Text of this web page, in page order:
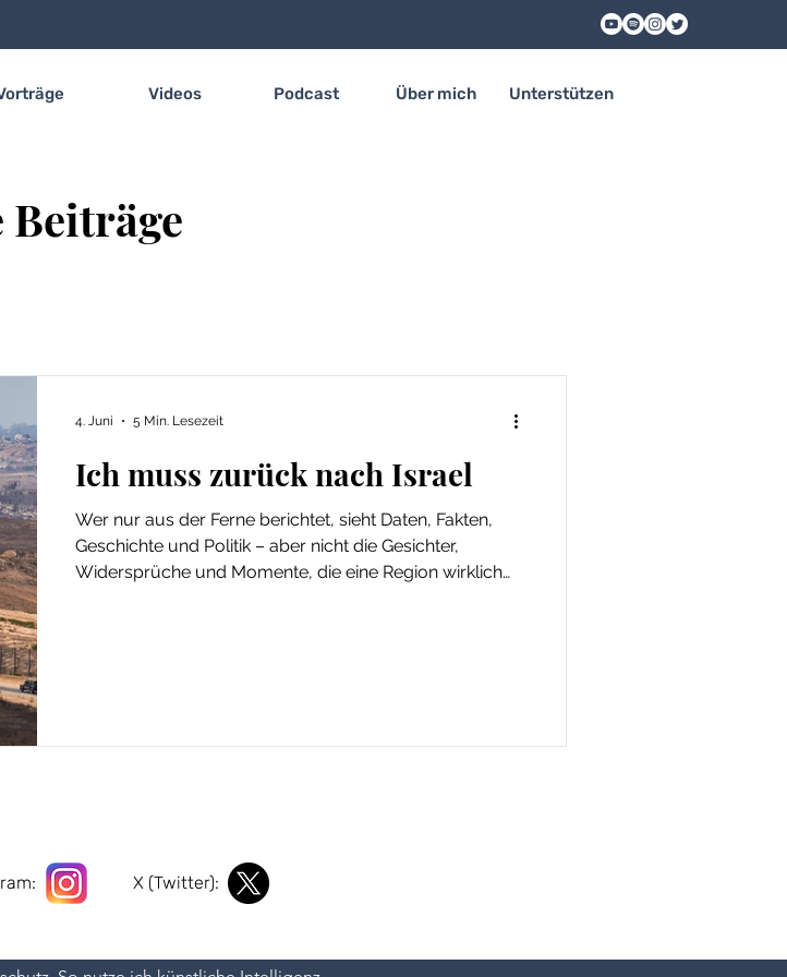
Videos Podcast Über mich Unterstützen
Beiträge
Ich muss zurück nach Israel
Wer nur aus der Ferne berichtet, sieht Daten, Fakten,
Geschichte und Politik – aber nicht die Gesichter,
Widersprüche und Momente, die eine Region wirklich
4. Juni 5 Min. Lesezeit
X (Twitter):